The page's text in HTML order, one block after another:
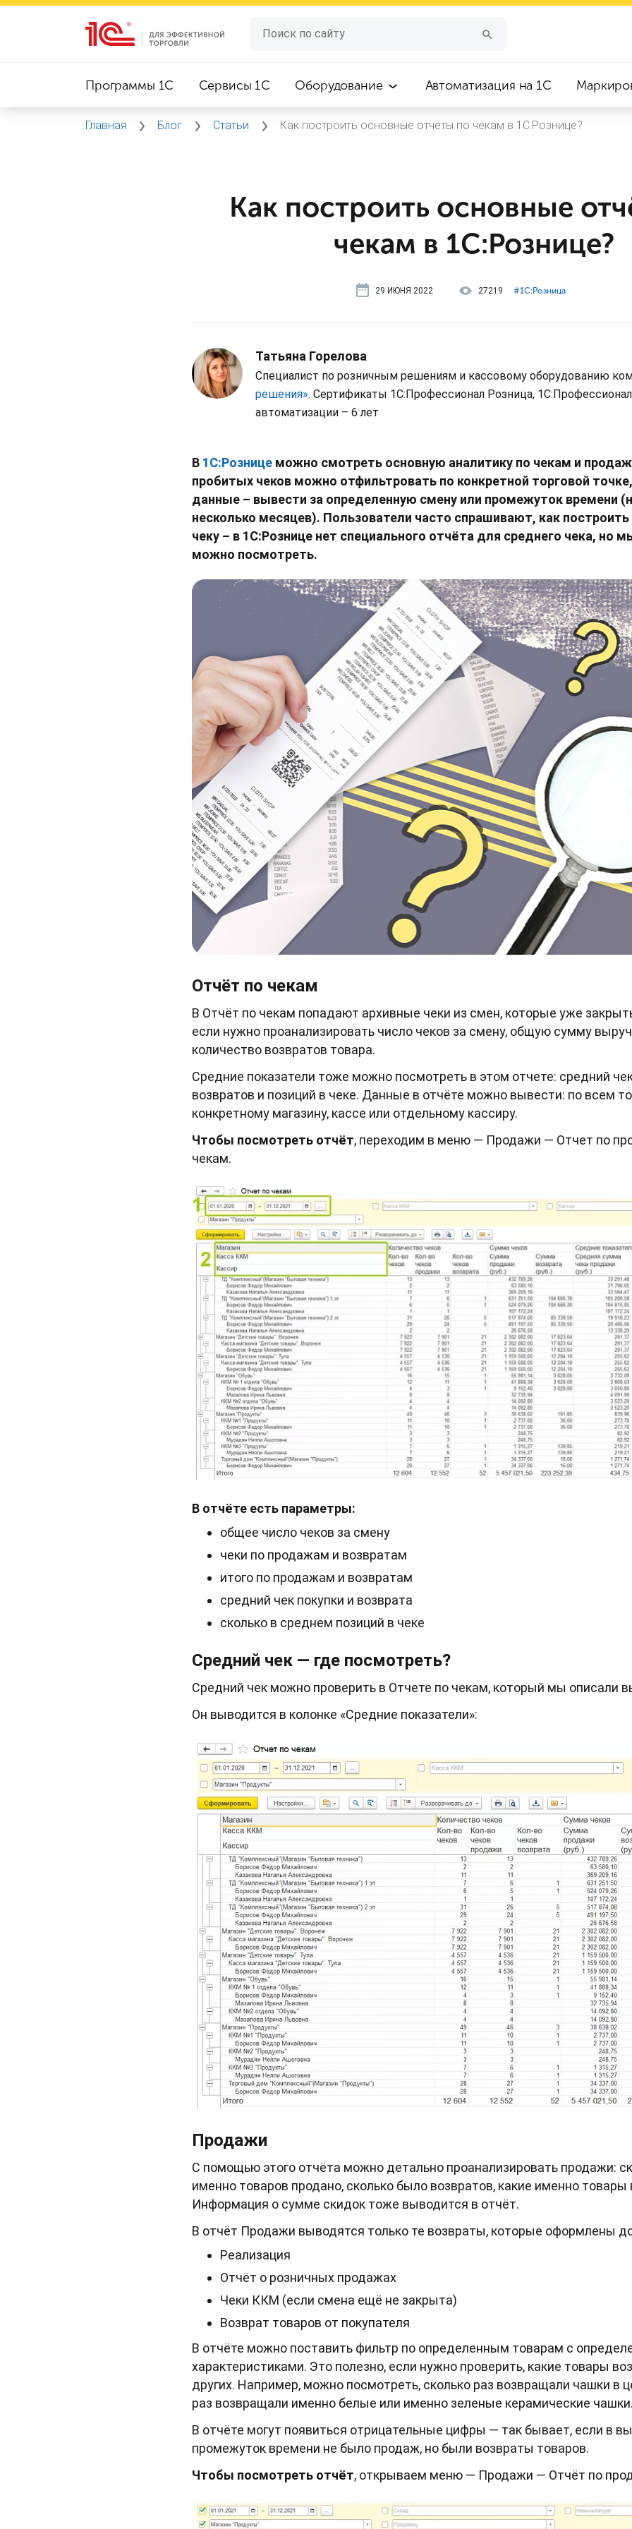
Программы 1C Сервисы 1C Оборудование Автоматизация на 1С
Главная Блог Статьи Как построить основные отчёты по чекам в 1С:Рознице?
Как построить основные
чекам в 1С:Рознице?
29 ИЮНЯ 2022 27219 #⁣1С:Розница
Татьяна Горелова
Специалист по розничным решениям и кассовому оборудованию
решения». Сертификаты 1С:Профессионал Розница,
автоматизации – 6 лет
В 1С:Рознице можно смотреть основную аналитику по чекам и
пробитых чеков можно отфильтровать по конкретной торговой точке,
данные – вывести за определенную смену или промежуток времени
несколько месяцев). Пользователи часто спрашивают, как
чеку – в 1С:Рознице нет специального отчёта для среднего чека, но
можно посмотреть.
Отчёт по чекам
В Отчёт по чекам попадают архивные чеки из смен, которые уже
если нужно проанализировать число чеков за смену, общую сумму
количество возвратов товара.
Средние показатели тоже можно посмотреть в этом отчете: средний
возвратов и позиций в чеке. Данные в отчёте можно вывести: по всем
конкретному магазину, кассе или отдельному кассиру.
Чтобы посмотреть отчёт, переходим в меню — Продажи — Отчет по
чекам.
В отчёте есть параметры:
общее число чеков за смену
чеки по продажам и возвратам
итого по продажам и возвратам
средний чек покупки и возврата
сколько в среднем позиций в чеке
Средний чек — где посмотреть?
Средний чек можно проверить в Отчете по чекам, который мы описали
Он выводится в колонке «Средние показатели»:
Продажи
С помощью этого отчёта можно детально проанализировать продажи:
именно товаров продано, сколько было возвратов, какие именно
Информация о сумме скидок тоже выводится в отчёт.
В отчёт Продажи выводятся только те возвраты, которые оформлены
Реализация
Отчёт о розничных продажах
Чеки ККМ (если смена ещё не закрыта)
Возврат товаров от покупателя
В отчёте можно поставить фильтр по определенным товарам с
характеристиками. Это полезно, если нужно проверить, какие товары
других. Например, можно посмотреть, сколько раз возвращали чашки в
раз возвращали именно белые или именно зеленые керамические
В отчёте могут появиться отрицательные цифры — так бывает, если в
промежуток времени не было продаж, но были возвраты товаров.
Чтобы посмотреть отчёт, открываем меню — Продажи — Отчёт по